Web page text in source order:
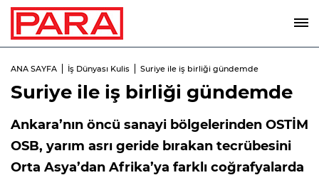
ANA SAYFA İş Dünyası Kulis Suriye ile iş birliği gündemde
Suriye ile iş birliği gündemde
Ankara’nın öncü sanayi bölgelerinden OSTİM
OSB, yarım asrı geride bırakan tecrübesini
Orta Asya’dan Afrika’ya farklı coğrafyalarda